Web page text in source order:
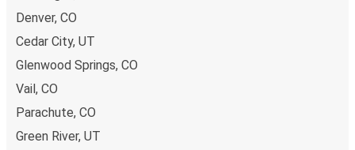
Denver, CO
Cedar City, UT
Glenwood Springs, CO
Vail, CO
Parachute, CO
Green River, UT